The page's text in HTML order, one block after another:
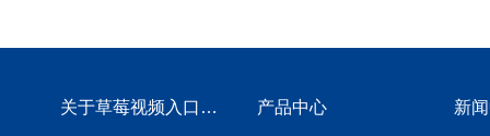
关于草莓视频入口免费下载 产品中心 新